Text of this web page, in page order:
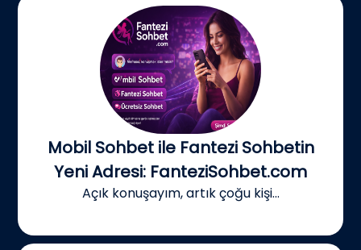
Mobil Sohbet ile Fantezi Sohbetin
Yeni Adresi: FanteziSohbet.com
Açık konuşayım, artık çoğu kişi...